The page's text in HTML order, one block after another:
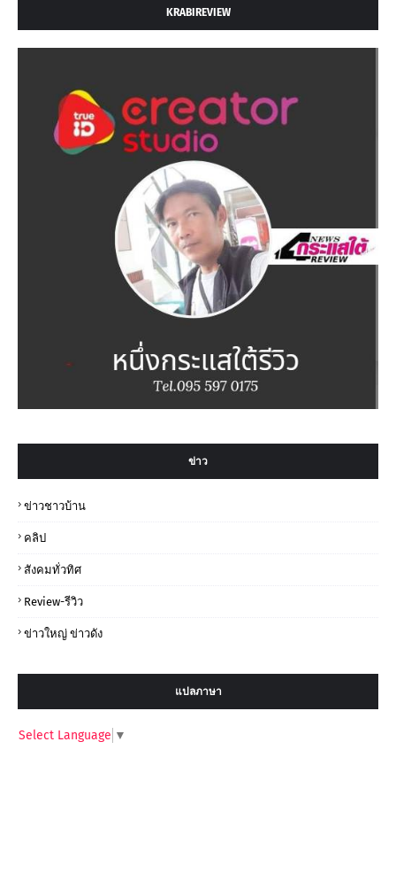
KRABIREVIEW
ข่าว
ข่าวชาวบ้าน
คลิป
สังคมทั่วทิศ
Review-รีวิว
ข่าวใหญ่ ข่าวดัง
แปลภาษา
Select Language ▼